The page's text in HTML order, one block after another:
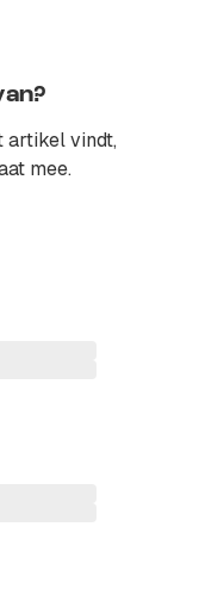
artikel vindt,
mee.